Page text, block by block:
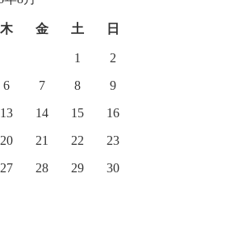
木 金 土 日
1
2
6 7 8
9
13 14 15
16
20 21 22
23
27 28 29
30